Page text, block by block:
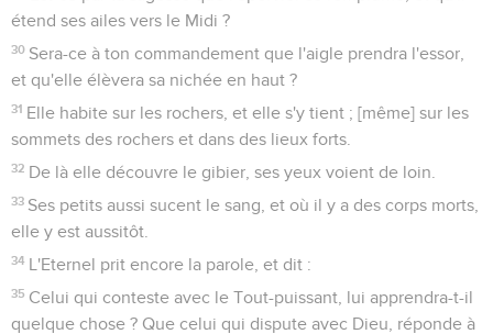
étend ses ailes vers le Midi ?
30 Sera-ce à ton commandement que l'aigle prendra l'essor,
et qu'elle élèvera sa nichée en haut ?
31 Elle habite sur les rochers, et elle s'y tient ; [même] sur les
sommets des rochers et dans des lieux forts.
32 De là elle découvre le gibier, ses yeux voient de loin.
33 Ses petits aussi sucent le sang, et où il y a des corps morts,
elle y est aussitôt.
34 L'Eternel prit encore la parole, et dit :
35 Celui qui conteste avec le Tout-puissant, lui apprendra-t-il
quelque chose ? Que celui qui dispute avec Dieu, réponde à